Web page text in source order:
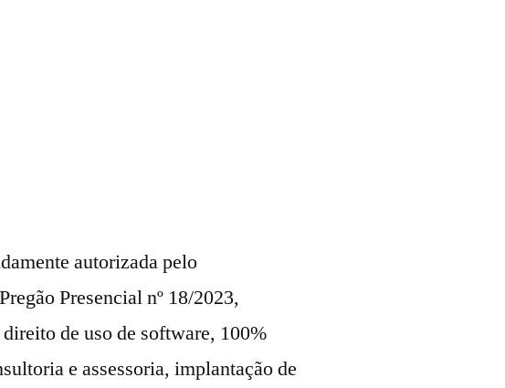
autorizada pelo
Presencial nº 18/2023,
de uso de software, 100%
e assessoria, implantação de